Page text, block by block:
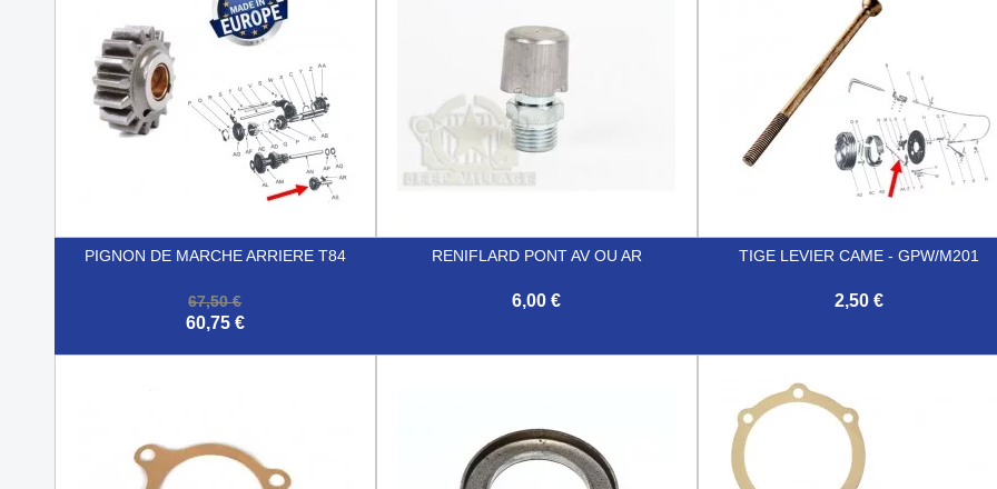
PIGNON DE MARCHE ARRIERE T84
67,50 €
60,75 €
RENIFLARD PONT AV OU AR
6,00 €
TIGE LEVIER CAME - GPW/M201
2,50 €
